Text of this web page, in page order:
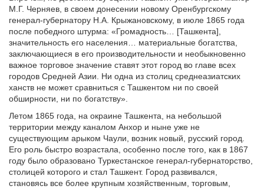
М.Г. Черняев, в своем донесении новому Оренбургскому
генерал-губернатору Н.А. Крыжановскому, в июле 1865 года
после победного штурма: «Громадность… [Ташкента],
значительность его населения… материальные богатства,
заключающиеся в его производительности и необыкновенно
важное торговое значение ставят этот город во главе всех
городов Средней Азии. Ни одна из столиц среднеазиатских
ханств не может сравниться с Ташкентом ни по своей
обширности, ни по богатству».
Летом 1865 года, на окраине Ташкента, на небольшой
территории между каналом Анхор и ныне уже не
существующим арыком Чаули, возник новый, русский город.
Его роль быстро возрастала, особенно после того, как в 1867
году было образовано Туркестанское генерал-губернаторство,
столицей которого и стал Ташкент. Город развивался,
становясь все более крупным хозяйственным, торговым,